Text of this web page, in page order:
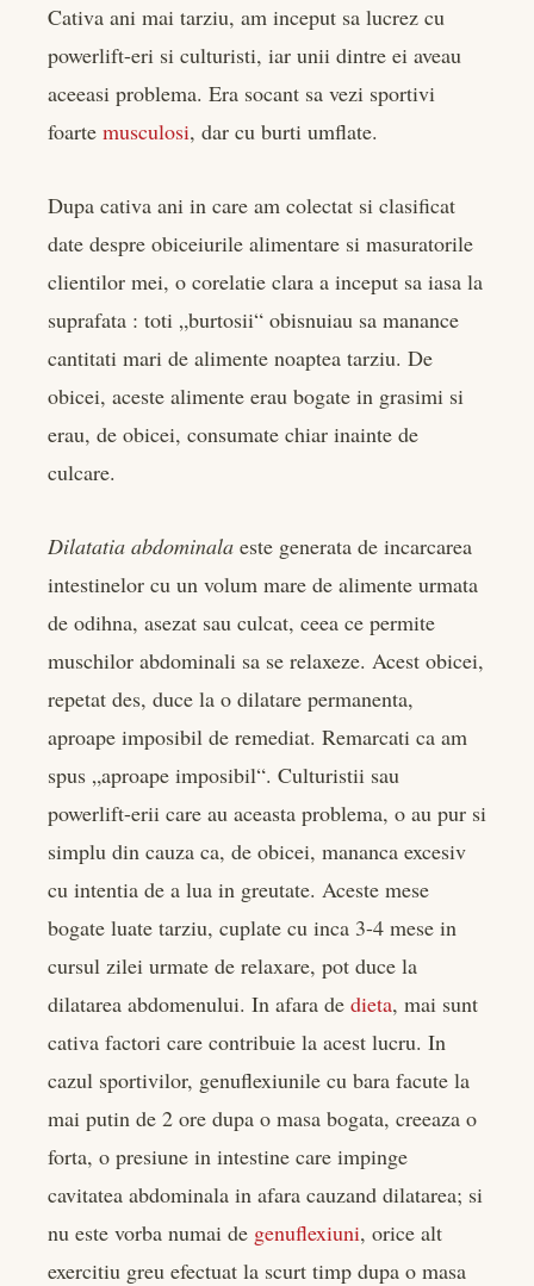
Cativa ani mai tarziu, am inceput sa lucrez cu
powerlift-eri si culturisti, iar unii dintre ei aveau
aceeasi problema. Era socant sa vezi sportivi
foarte musculosi, dar cu burti umflate.
Dupa cativa ani in care am colectat si clasificat
date despre obiceiurile alimentare si masuratorile
clientilor mei, o corelatie clara a inceput sa iasa la
suprafata : toti „burtosii“ obisnuiau sa manance
cantitati mari de alimente noaptea tarziu. De
obicei, aceste alimente erau bogate in grasimi si
erau, de obicei, consumate chiar inainte de
culcare.
Dilatatia abdominala este generata de incarcarea
intestinelor cu un volum mare de alimente urmata
de odihna, asezat sau culcat, ceea ce permite
muschilor abdominali sa se relaxeze. Acest obicei,
repetat des, duce la o dilatare permanenta,
aproape imposibil de remediat. Remarcati ca am
spus „aproape imposibil“. Culturistii sau
powerlift-erii care au aceasta problema, o au pur si
simplu din cauza ca, de obicei, mananca excesiv
cu intentia de a lua in greutate. Aceste mese
bogate luate tarziu, cuplate cu inca 3-4 mese in
cursul zilei urmate de relaxare, pot duce la
dilatarea abdomenului. In afara de dieta, mai sunt
cativa factori care contribuie la acest lucru. In
cazul sportivilor, genuflexiunile cu bara facute la
mai putin de 2 ore dupa o masa bogata, creeaza o
forta, o presiune in intestine care impinge
cavitatea abdominala in afara cauzand dilatarea; si
nu este vorba numai de genuflexiuni, orice alt
exercitiu greu efectuat la scurt timp dupa o masa